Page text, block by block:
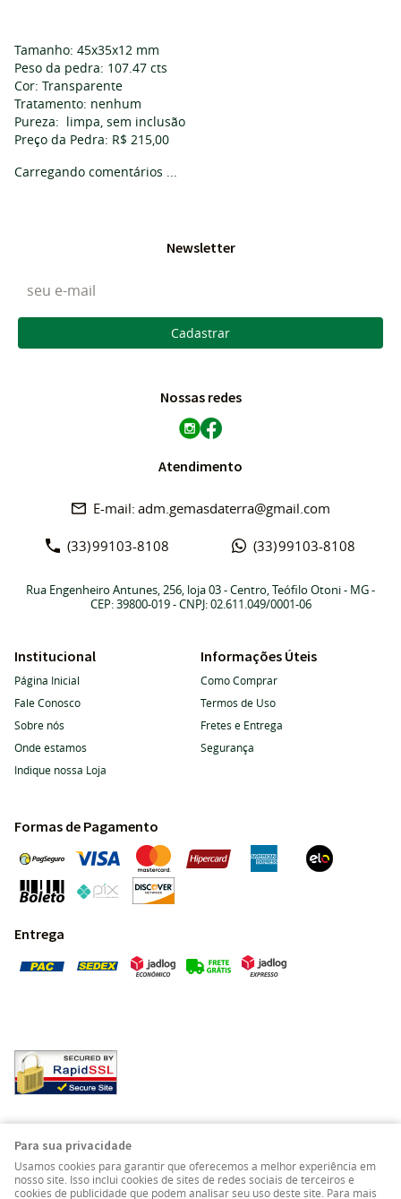
Tamanho: 45x35x12 mm
Peso da pedra: 107.47 cts
Cor: Transparente
Tratamento: nenhum
Pureza: limpa, sem inclusão
Preço da Pedra: R$ 215,00
Carregando comentários ...
Newsletter
Cadastrar
Nossas redes
Atendimento
(33)99103-8108 (33)99103-8108
adm.gemasdaterra@gmail.com
Rua Engenheiro Antunes, 256, loja 03-Centro, Teófilo Otoni- MG-
CEP: 39800-019- CNPJ: 02.611.049/0001-06
Institucional
Página Inicial
Fale Conosco
Sobre nós
Onde estamos
Indique nossa Loja
Informações Úteis
Como Comprar
Termos de Uso
Fretes e Entrega
Segurança
Formas de Pagamento
Entrega
Para sua privacidade
Usamos cookies para garantir que oferecemos a melhor experiência em
nosso site. Isso inclui cookies de sites de redes sociais de terceiros e
cookies de publicidade que podem analisar seu uso deste site. Para mais